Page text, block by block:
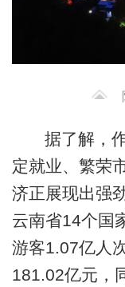
据了解，
定就业、繁荣
济正展现出强
云南省14个国
游客1.07亿人
181.02亿元，